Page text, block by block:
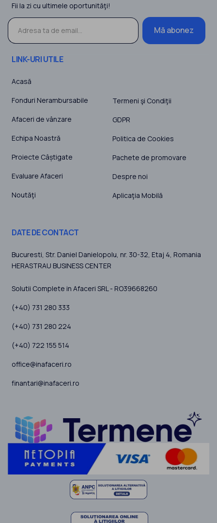
Fii la zi cu ultimele oportunităţi!
Mă abonez
LINK-URI UTILE
Acasă
Fonduri Nerambursabile
Afaceri de vânzare
Echipa Noastră
Proiecte Câștigate
Evaluare Afaceri
Noutăţi
Termeni şi Condiţii
GDPR
Politica de Cookies
Pachete de promovare
Despre noi
Aplicaţia Mobilă
DATE DE CONTACT
Bucuresti, Str. Daniel Danielopolu, nr. 30-32, Etaj 4, Romania
HERASTRAU BUSINESS CENTER
Solutii Complete in Afaceri SRL - RO39668260
(+40) 731 280 333
(+40) 731 280 224
(+40) 722 155 514
office@inafaceri.ro
finantari@inafaceri.ro